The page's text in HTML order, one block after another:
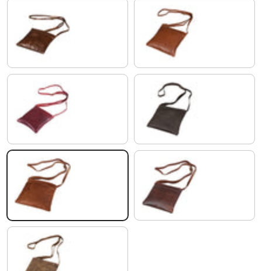
antyczny brąz maraska - brązowy
rosso matowy ciemny brąz
koniakowy brąz koniakowy - ciemnobrązowy
kolorado - brązowy